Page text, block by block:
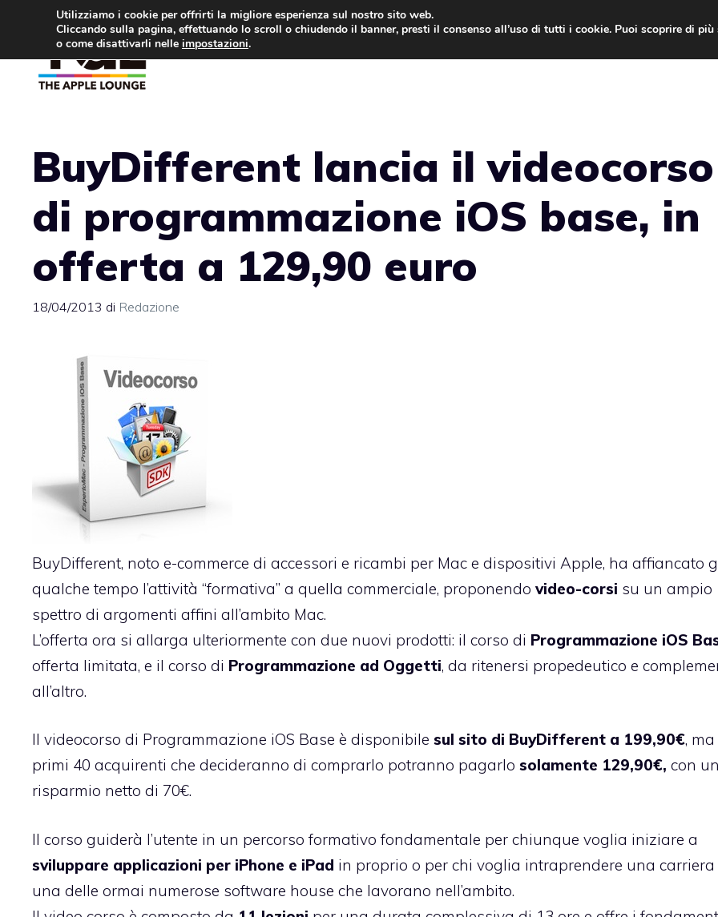
contenuto
BuyDifferent lancia il videocorso
di programmazione iOS base, in
offerta a 129,90 euro
18/04/2013 di Redazione
BuyDifferent, noto e-commerce di accessori e ricambi per Mac e dispositivi Apple, ha affiancato
qualche tempo l’attività “formativa” a quella commerciale, proponendo video-corsi su un ampio
spettro di argomenti affini all’ambito Mac.
L’offerta ora si allarga ulteriormente con due nuovi prodotti: il corso di Programmazione iOS
offerta limitata, e il corso di Programmazione ad Oggetti, da ritenersi propedeutico e
all’altro.
Il videocorso di Programmazione iOS Base è disponibile sul sito di BuyDifferent a 199,90€,
primi 40 acquirenti che decideranno di comprarlo potranno pagarlo solamente 129,90€, con
risparmio netto di 70€.
Il corso guiderà l’utente in un percorso formativo fondamentale per chiunque voglia iniziare a
sviluppare applicazioni per iPhone e iPad in proprio o per chi voglia intraprendere una
una delle ormai numerose software house che lavorano nell’ambito.
Utilizziamo i cookie per offrirti la migliore esperienza sul nostro sito web.
Cliccando sulla pagina, effettuando lo scroll o chiudendo il banner, presti il consenso all’uso di tutti i cookie. Puoi scoprire di
o come disattivarli nelle impostazioni.